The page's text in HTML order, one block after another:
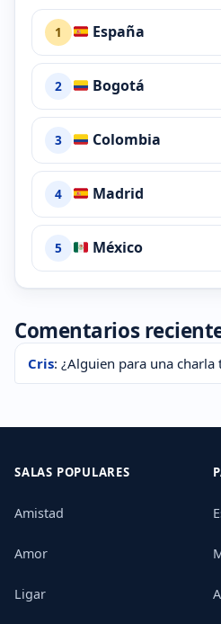
1 España
2 Bogotá
3 Colombia
4 Madrid
5 México
Comentarios
Cris: ¿Alguien para una
SALAS POPULARES
Amistad
Amor
Ligar